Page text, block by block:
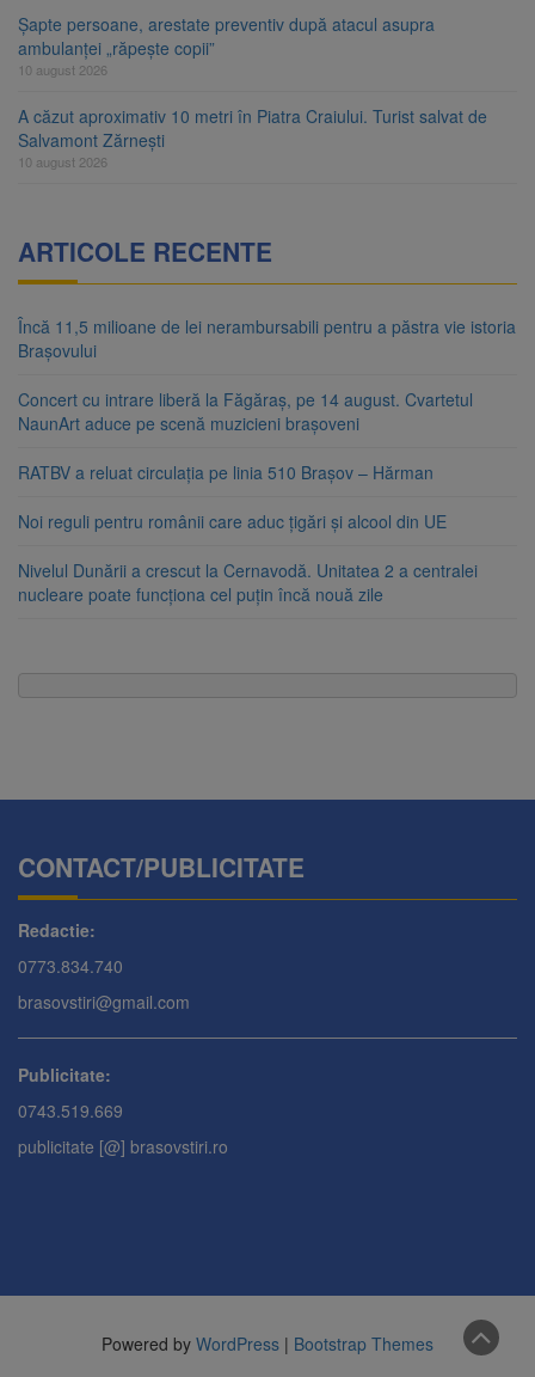
Șapte persoane, arestate preventiv după atacul asupra
ambulanței „răpește copii”
10 august 2026
A căzut aproximativ 10 metri în Piatra Craiului. Turist salvat de
Salvamont Zărnești
10 august 2026
ARTICOLE RECENTE
Încă 11,5 milioane de lei nerambursabili pentru a păstra vie istoria
Brașovului
Concert cu intrare liberă la Făgăraș, pe 14 august. Cvartetul
NaunArt aduce pe scenă muzicieni brașoveni
RATBV a reluat circulația pe linia 510 Brașov – Hărman
Noi reguli pentru românii care aduc țigări și alcool din UE
Nivelul Dunării a crescut la Cernavodă. Unitatea 2 a centralei
nucleare poate funcționa cel puțin încă nouă zile
CONTACT/PUBLICITATE
Redactie:
0773.834.740
brasovstiri@gmail.com
Publicitate:
0743.519.669
publicitate [@] brasovstiri.ro
Powered by WordPress | Bootstrap Themes